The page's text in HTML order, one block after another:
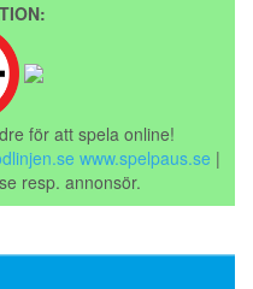
för att spela online!
www.spelpaus.se |
resp. annonsör.